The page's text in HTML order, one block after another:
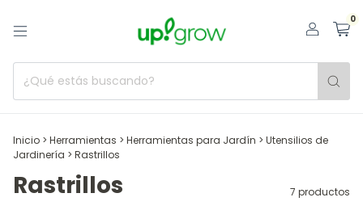
0
Inicio > Herramientas > Herramientas para Jardín > Utensilios de
Jardinería > Rastrillos
Rastrillos 7 productos